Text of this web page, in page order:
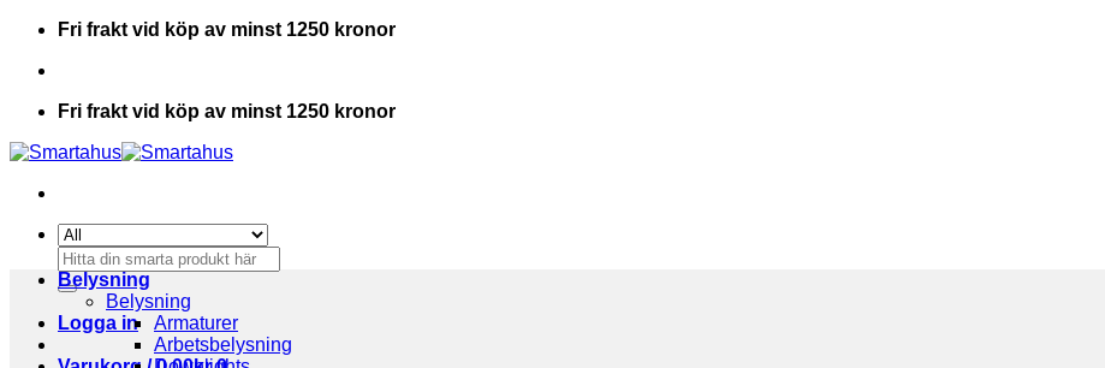
Skip
content
Fri frakt vid köp av minst 1250 kronor
Fri frakt vid köp av minst 1250 kronor
Sök
efter:
Logga in
Belysning
Belysning
Armaturer
Arbetsbelysning